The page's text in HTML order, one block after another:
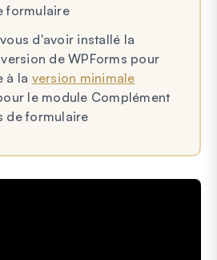
formulaire
d'avoir installé la
de WPForms pour
à la version minimale
le module Complément
de formulaire